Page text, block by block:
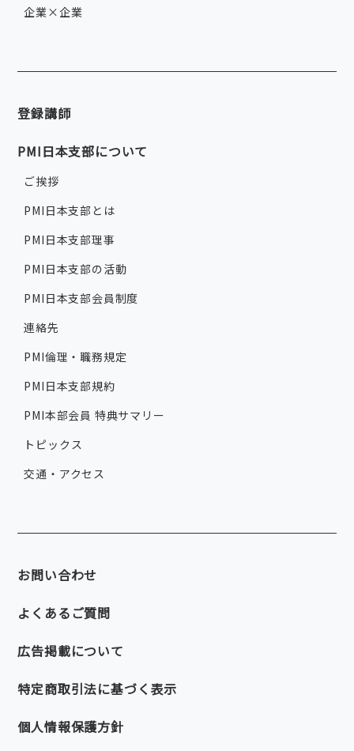
企業×企業
登録講師
PMI日本支部について
ご挨拶
PMI日本支部とは
PMI日本支部理事
PMI日本支部の活動
PMI日本支部会員制度
連絡先
PMI倫理・職務規定
PMI日本支部規約
PMI本部会員 特典サマリー
トピックス
交通・アクセス
お問い合わせ
よくあるご質問
広告掲載について
特定商取引法に基づく表示
個人情報保護方針